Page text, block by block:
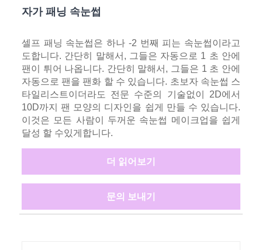
자가 패닝 속눈썹
셀프 패닝 속눈썹은 하나 -2 번째 피는 속눈썹이라고
도합니다. 간단히 말해서, 그들은 자동으로 1 초 안에
팬이 튀어 나옵니다. 간단히 말해서, 그들은 1 초 안에
자동으로 팬을 팬화 할 수 있습니다. 초보자 속눈썹 스
타일리스트이더라도 전문 수준의 기술없이 2D에서
10D까지 팬 모양의 디자인을 쉽게 만들 수 있습니다.
이것은 모든 사람이 두꺼운 속눈썹 메이크업을 쉽게
달성 할 수있게합니다.
더 읽어보기
문의 보내기